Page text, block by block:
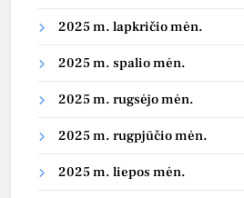
2025 m. lapkričio mėn.
2025 m. spalio mėn.
2025 m. rugsėjo mėn.
2025 m. rugpjūčio mėn.
2025 m. liepos mėn.